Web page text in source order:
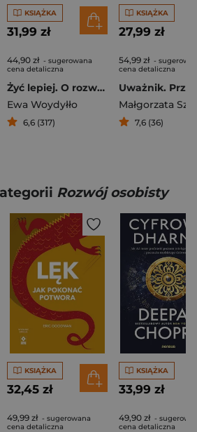
KSIĄŻKA
31,99 zł
44,90 zł - sugerowana
cena detaliczna
Żyć lepiej. O rozwoju osobistym
Ewa Woydyłło
6,6 (317)
KSIĄŻKA
27,99 zł
54,99 zł -
cena detaliczna
7,6 (36)
Rozwój osobisty
KSIĄŻKA
32,45 zł
49,99 zł - sugerowana
cena detaliczna
KSIĄŻKA
33,99 zł
49,90 zł -
cena detaliczna